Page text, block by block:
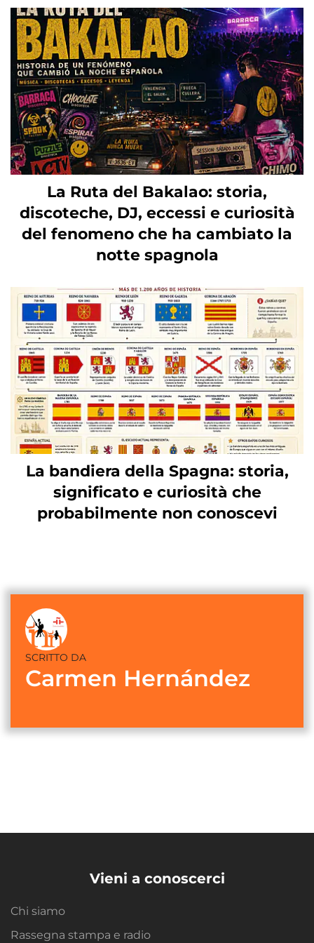
La Ruta del Bakalao: storia,
discoteche, DJ, eccessi e curiosità
del fenomeno che ha cambiato la
notte spagnola
La bandiera della Spagna: storia,
significato e curiosità che
probabilmente non conoscevi
SCRITTO DA
Carmen Hernández
Vieni a conoscerci
Chi siamo
Rassegna stampa e radio